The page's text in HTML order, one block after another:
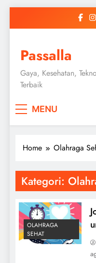
Passalla
Gaya, Kesehatan,
Terbaik
MENU
Home Olahraga
Kategori:
OLAHRAGA
SEHAT